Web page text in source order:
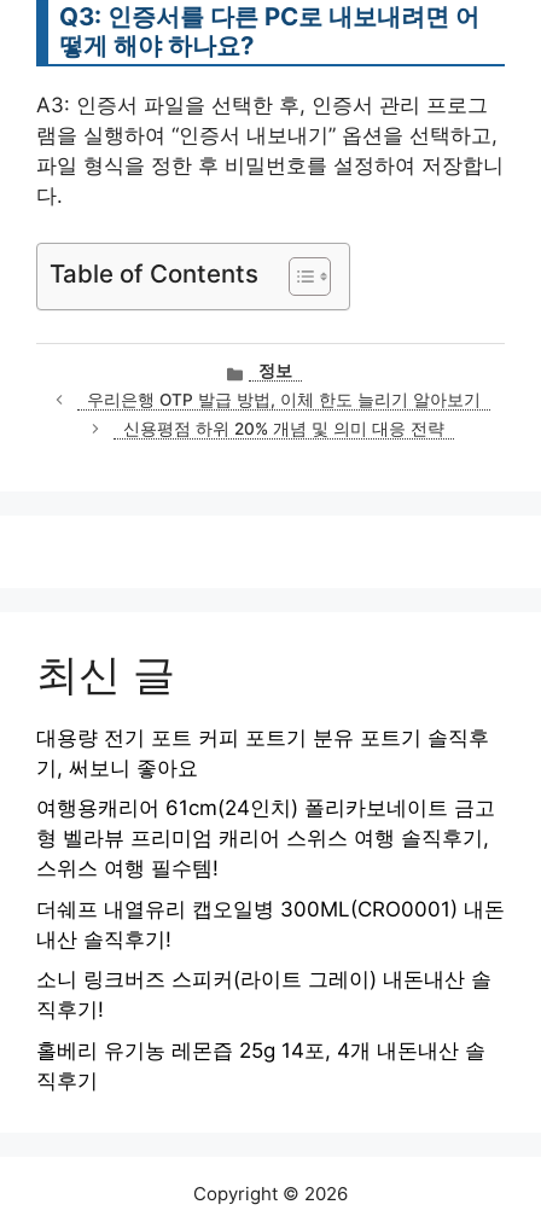
Q3: 인증서를 다른 PC로 내보내려면 어
떻게 해야 하나요?
A3: 인증서 파일을 선택한 후, 인증서 관리 프로그
램을 실행하여 “인증서 내보내기” 옵션을 선택하고,
파일 형식을 정한 후 비밀번호를 설정하여 저장합니
다.
Table of Contents
카
테
고
리
정보
우리은행 OTP 발급 방법, 이체 한도 늘리기 알아보기
신용평점 하위 20% 개념 및 의미 대응 전략
최신 글
대용량 전기 포트 커피 포트기 분유 포트기 솔직후
기, 써보니 좋아요
여행용캐리어 61cm(24인치) 폴리카보네이트 금고
형 벨라뷰 프리미엄 캐리어 스위스 여행 솔직후기,
스위스 여행 필수템!
더쉐프 내열유리 캡오일병 300ML(CRO0001) 내돈
내산 솔직후기!
소니 링크버즈 스피커(라이트 그레이) 내돈내산 솔
직후기!
홀베리 유기농 레몬즙 25g 14포, 4개 내돈내산 솔
직후기
Copyright © 2026